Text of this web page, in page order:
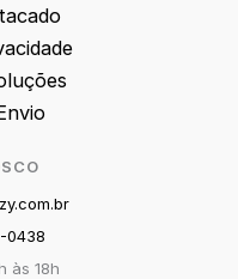
0438
às 18h